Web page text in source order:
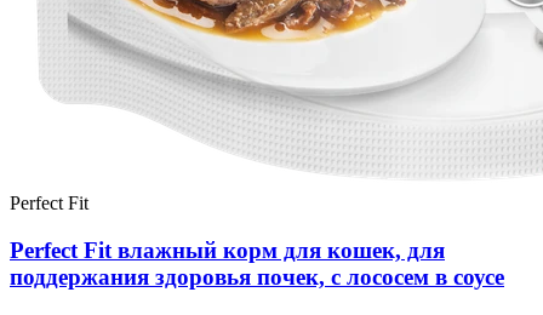
Perfect Fit
Perfect Fit влажный корм для кошек, для
поддержания здоровья почек, с лососем в соусе